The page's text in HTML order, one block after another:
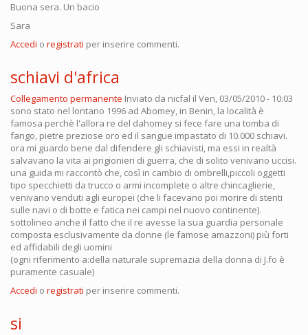
Buona sera. Un bacio
Sara
Accedi o registrati per inserire commenti.
schiavi d'africa
Collegamento permanente Inviato da nicfal il Ven, 03/05/2010 - 10:03
sono stato nel lontano 1996 ad Abomey, in Benin, la località è
famosa perchè l'allora re del dahomey si fece fare una tomba di
fango, pietre preziose oro ed il sangue impastato di 10.000 schiavi.
ora mi guardo bene dal difendere gli schiavisti, ma essi in realtà
salvavano la vita ai prigionieri di guerra, che di solito venivano uccisi.
una guida mi raccontò che, così in cambio di ombrelli,piccoli oggetti
tipo specchietti da trucco o armi incomplete o altre chincaglierie,
venivano venduti agli europei (che li facevano poi morire di stenti
sulle navi o di botte e fatica nei campi nel nuovo continente).
sottolineo anche il fatto che il re avesse la sua guardia personale
composta esclusivamente da donne (le famose amazzoni) più forti
ed affidabili degli uomini
(ogni riferimento a:della naturale supremazia della donna di J.fo è
puramente casuale)
Accedi o registrati per inserire commenti.
si